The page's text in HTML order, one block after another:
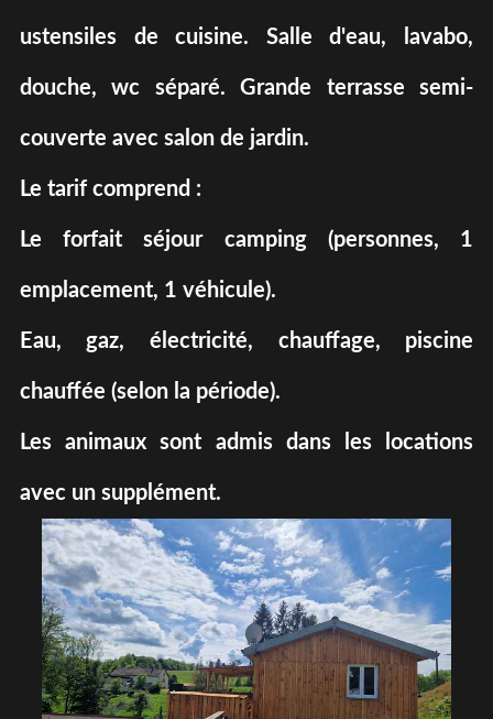
ustensiles de cuisine. Salle d'eau, lavabo,
douche, wc séparé. Grande terrasse semi-
couverte avec salon de jardin.
Le tarif comprend :
Le forfait séjour camping (personnes, 1
emplacement, 1 véhicule).
Eau, gaz, électricité, chauffage, piscine
chauffée (selon la période).
Les animaux sont admis dans les locations
avec un supplément.